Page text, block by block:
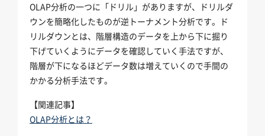
OLAP分析の一つに「ドリル」がありますが、ドリルダ
ウンを簡略化したものが逆トーナメント分析です。ド
リルダウンとは、階層構造のデータを上から下に掘り
下げていくようにデータを確認していく手法ですが、
階層が下になるほどデータ数は増えていくので手間の
かかる分析手法です。
【関連記事】
OLAP分析とは？